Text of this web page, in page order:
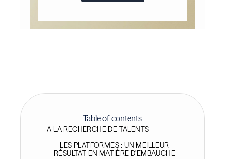
Table of contents
A LA RECHERCHE DE TALENTS
LES PLATFORMES : UN MEILLEUR
RÉSULTAT EN MATIÈRE D’EMBAUCHE